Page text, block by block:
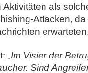
als
Attacken,
„Im Visier der
Sind